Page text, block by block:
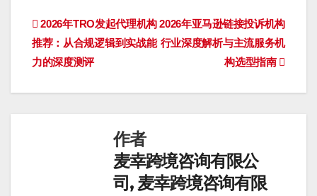
文
章
导
2026年亚马逊链接投诉机构
行业深度解析与主流服务机
构选型指南
2026年TRO发起代理机构
推荐：从合规逻辑到实战能
力的深度测评
作者
麦幸跨境咨询有限公
司, 麦幸跨境咨询有限